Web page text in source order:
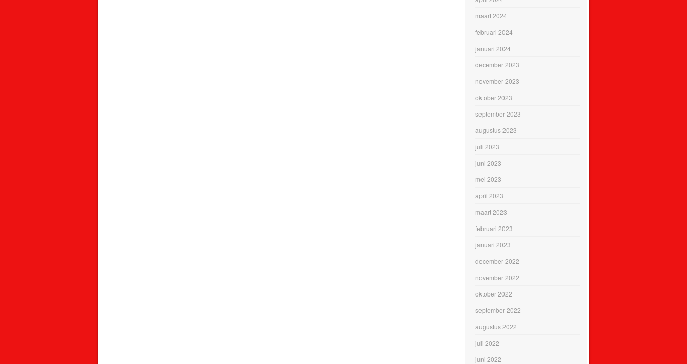
maart 2024
februari 2024
januari 2024
december 2023
november 2023
oktober 2023
september 2023
augustus 2023
juli 2023
juni 2023
mei 2023
april 2023
maart 2023
februari 2023
januari 2023
december 2022
november 2022
oktober 2022
september 2022
augustus 2022
juli 2022
juni 2022